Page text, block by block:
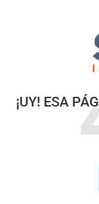
¡UY! ESA